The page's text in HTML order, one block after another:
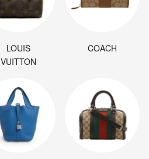
LOUIS
VUITTON
COACH